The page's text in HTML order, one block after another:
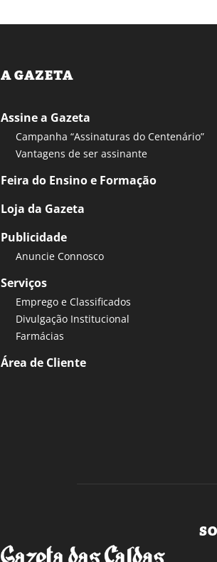
A GAZETA
Assine a Gazeta
Campanha “Assinaturas do Centenário”
Vantagens de ser assinante
Feira do Ensino e Formação
Loja da Gazeta
Publicidade
Anuncie Connosco
Serviços
Emprego e Classificados
Divulgação Institucional
Farmácias
Área de Cliente